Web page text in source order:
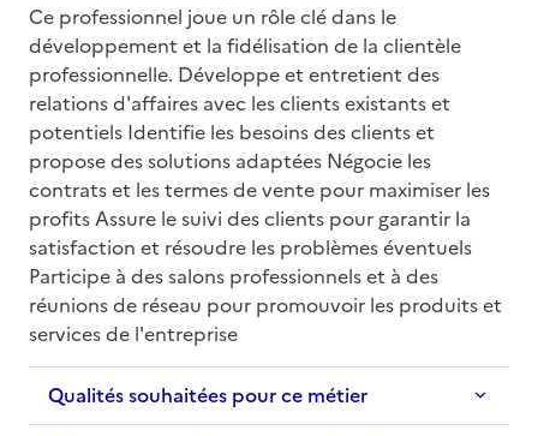
Ce professionnel joue un rôle clé dans le
développement et la fidélisation de la clientèle
professionnelle. Développe et entretient des
relations d'affaires avec les clients existants et
potentiels Identifie les besoins des clients et
propose des solutions adaptées Négocie les
contrats et les termes de vente pour maximiser les
profits Assure le suivi des clients pour garantir la
satisfaction et résoudre les problèmes éventuels
Participe à des salons professionnels et à des
réunions de réseau pour promouvoir les produits et
services de l'entreprise
Qualités souhaitées pour ce métier